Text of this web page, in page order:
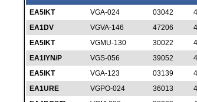
EA5IKT VGA-024 03042
EA1DV
VGVA-146 47206
EA5IKT
VGMU-130 30022
EA1IYN/P
VGS-056 39052
EA5IKT
VGA-123 03139
EA1URE
VGPO-024 36013